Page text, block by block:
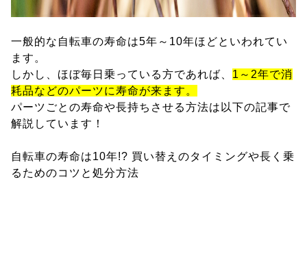
一般的な自転車の寿命は5年～10年ほどといわれてい
ます。
しかし、ほぼ毎日乗っている方であれば、 1～2年で消
耗品などのパーツに寿命が来ます。
パーツごとの寿命や長持ちさせる方法は以下の記事で
解説しています！
自転車の寿命は10年!? 買い替えのタイミングや長く乗
るためのコツと処分方法